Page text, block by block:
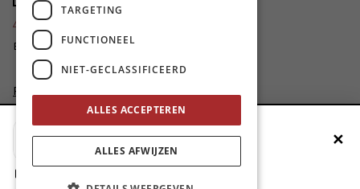
4424
Bedankt voor jullie steun!
Privacybeleid
Disclaimer
AI Charter
Cookievoorkeuren aanpassen
site by
Voeg MO* toe aan je beginscherm ✕
1. Druk op de deelknop
TARGETING
FUNCTIONEEL
NIET-GECLASSIFICEERD
ALLES ACCEPTEREN
ALLES AFWIJZEN